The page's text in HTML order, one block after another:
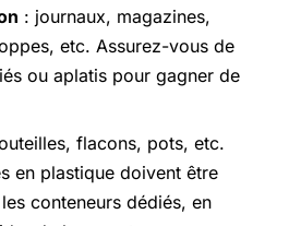
: journaux, magazines,
etc. Assurez-vous de
ou aplatis pour gagner de
flacons, pots, etc.
en plastique doivent être
conteneurs dédiés, en